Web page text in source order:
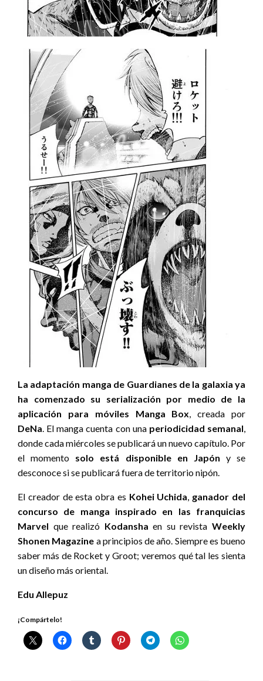
La adaptación manga de Guardianes de la galaxia ya
ha comenzado su serialización por medio de la
aplicación para móviles Manga Box , creada por
DeNa . El manga cuenta con una periodicidad semanal
donde cada miércoles se publicará un nuevo capítulo. Por
el momento solo está disponible en Japón y se
desconoce si se publicará fuera de territorio nipón.
El creador de esta obra es Kohei Uchida ganador del
concurso de manga inspirado en las franquicias
Marvel que realizó Kodansha en su revistaWeekly
Shonen Magazine a principios de año. Siempre es bueno
saber más de Rocket y Groot; veremos qué tal les sienta
un diseño más oriental.
Edu Allepuz
¡Compártelo!